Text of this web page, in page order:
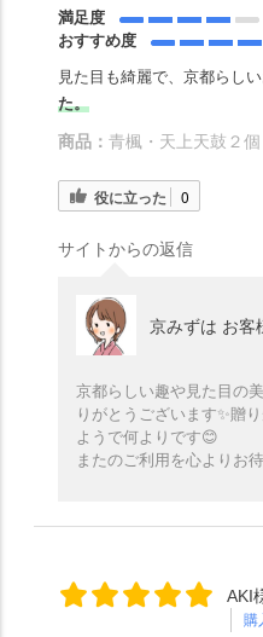
満足度
おすすめ度
見た目も綺麗で、京都らしい
た。
商品： 青楓・天上天鼓２
役に立った 0
サイトからの返信
京みずは お客
京都らしい趣や見た目の
りがとうございます✨️贈
ようで何よりです😊
またのご利用を心よりお
AKI
購